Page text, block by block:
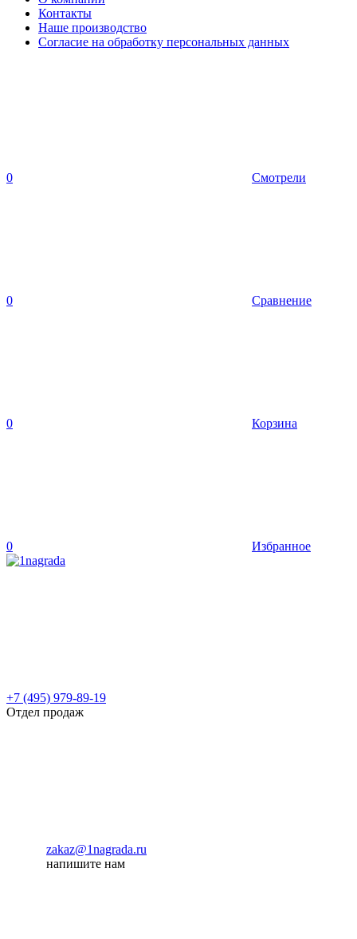
Контакты
Наше производство
Согласие на обработку персональных данных
0 Смотрели
0 Сравнение
0 Корзина
0 Избранное
+7 (495) 979-89-19
Отдел продаж
zakaz@1nagrada.ru
напишите нам